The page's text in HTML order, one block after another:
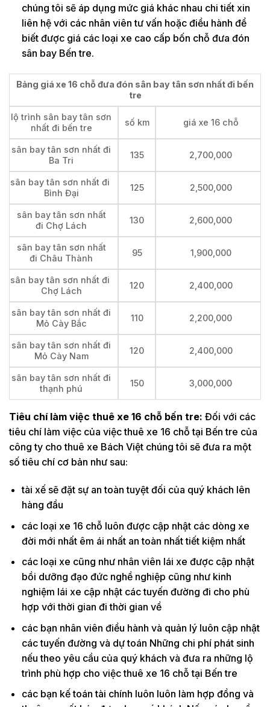
chúng tôi sẽ áp dụng mức giá khác nhau chi tiết xin
liên hệ với các nhân viên tư vấn hoặc điều hành để
biết được giá các loại xe cao cấp bốn chỗ đưa đón
sân bay Bến tre.
Bảng giá xe 16 chỗ đưa đón sân bay tân sơn nhất đi bến
tre
lộ trình sân bay tân sơn
nhất đi bến tre
số km giá xe 16 chỗ
sân bay tân sơn nhất đi
Ba Tri
135 2,700,000
sân bay tân sơn nhất đi
Bình Đại
125 2,500,000
sân bay tân sơn nhất
đi Chợ Lách
130 2,600,000
sân bay tân sơn nhất
đi Châu Thành
95 1,900,000
sân bay tân sơn nhất đi
Chợ Lách
120 2,400,000
sân bay tân sơn nhất đi
Mỏ Cày Bắc
110 2,200,000
sân bay tân sơn nhất đi
Mỏ Cày Nam
120 2,400,000
sân bay tân sơn nhất đi
thạnh phú
150 3,000,000
Tiêu chí làm việc thuê xe 16 chỗ bến tre: Đối với các
tiêu chí làm việc của việc thuê xe 16 chỗ tại Bến tre của
công ty cho thuê xe Bách Việt chúng tôi sẽ đưa ra một
số tiêu chí cơ bản như sau:
tài xế sẽ đặt sự an toàn tuyệt đối của quý khách lên
hàng đầu
các loại xe 16 chỗ luôn được cập nhật các dòng xe
đời mới nhất êm ái nhất an toàn nhất tiết kiệm nhất
các loại xe cũng như nhân viên lái xe được cập nhật
bồi dưỡng đạo đức nghề nghiệp cũng như kinh
nghiệm lái xe cập nhật các tuyến đường đi cho phù
hợp với thời gian đi thời gian về
các bạn nhân viên điều hành và quản lý luôn cập nhật
các tuyến đường và dự toán Những chi phí phát sinh
nếu theo yêu cầu của quý khách và đưa ra những lộ
trình phù hợp cho việc thuê xe 16 chỗ tại Bến tre
các bạn kế toán tài chính luôn luôn làm hợp đồng và